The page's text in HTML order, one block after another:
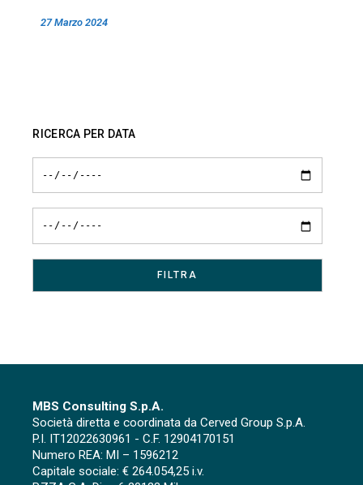
27 Marzo 2024
RICERCA PER DATA
MBS Consulting S.p.A.
Società diretta e coordinata da Cerved Group S.p.A.
P.I. IT12022630961 - C.F. 12904170151
Numero REA: MI – 1596212
Capitale sociale: € 264.054,25 i.v.